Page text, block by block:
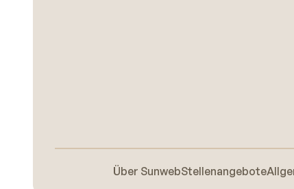
Über SunwebStellenangebote